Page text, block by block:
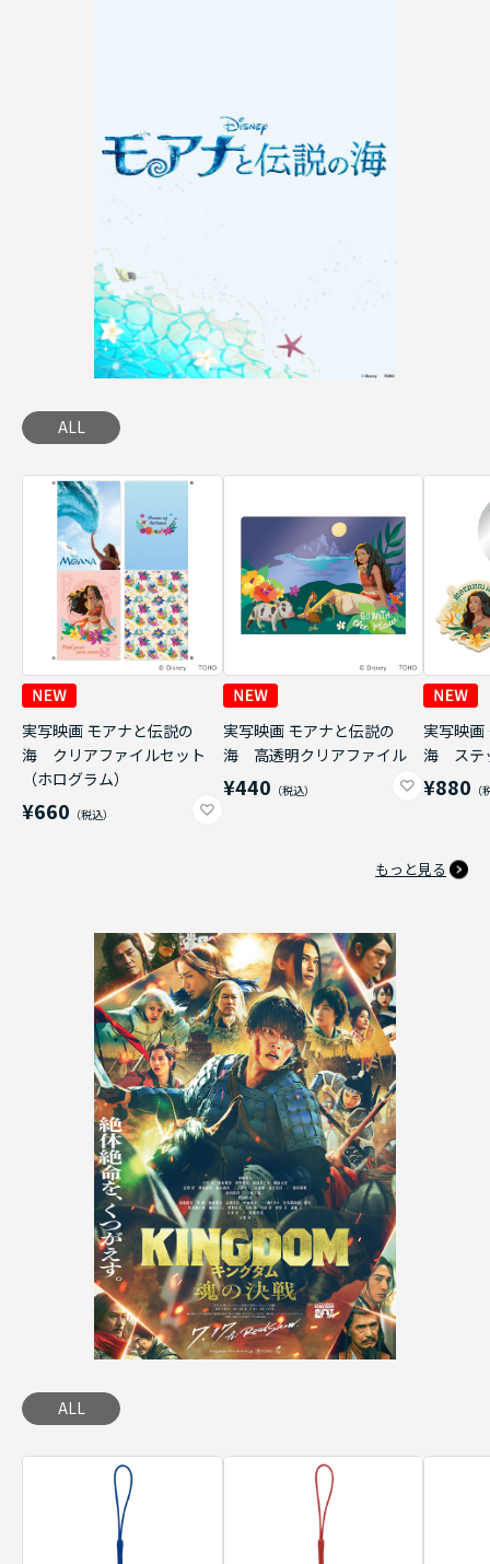
ALL
実写映画 モアナと伝説の
海 クリアファイルセット
（ホログラム）
¥660
実写映画 モアナと伝説の
海 高透明クリアファイル
¥440
実写映画
海 ステ
¥880
もっと見る
ALL